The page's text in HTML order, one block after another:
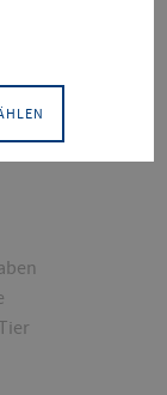
Peripherie